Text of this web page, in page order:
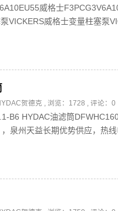
威格士
VICKERS威格士变量柱塞泵
贺德克 , 浏览：1728 , 评论：0
B6 HYDAC油滤筒
泉州天益长期优势供应，热